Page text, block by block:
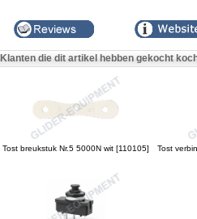
Klanten die dit artikel hebben gekocht
Tost breukstuk Nr.5 5000N wit [110105] Tost